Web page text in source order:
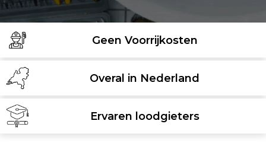
Geen Voorrijkosten
Overal in Nederland
Ervaren loodgieters